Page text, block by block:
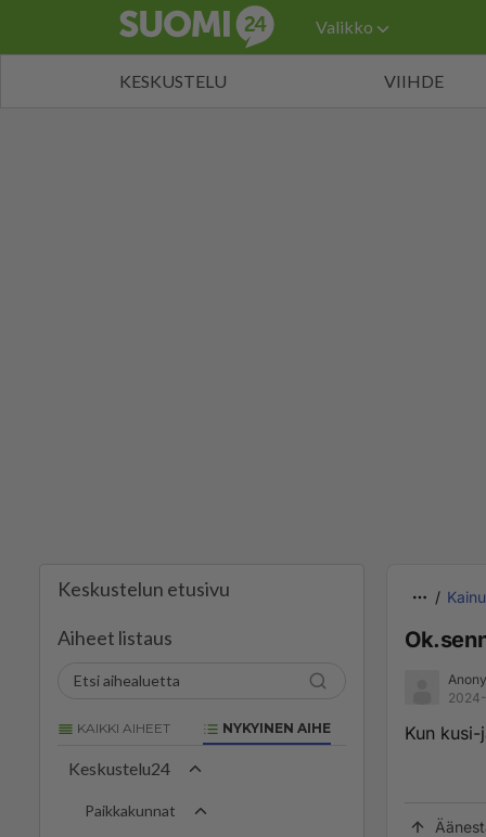
Valikko
KESKUSTELU VIIHDE
Keskustelun etusivu
Aiheet listaus
KAIKKI AIHEET NYKYINEN AIHE
Keskustelu24
Paikkakunnat
Kun